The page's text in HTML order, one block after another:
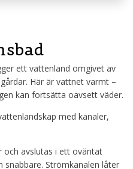
ett vattenland omgivet av
Här är vattnet varmt –
kan fortsätta oavsett väder.
med kanaler,
och avslutas i ett oväntat
snabbare. Strömkanalen låter